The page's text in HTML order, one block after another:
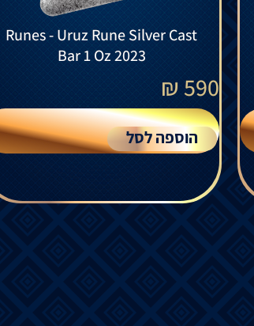
Runes - Uruz Rune Silver Cast
Bar 1 Oz 2023
590
₪
הוספה לסל